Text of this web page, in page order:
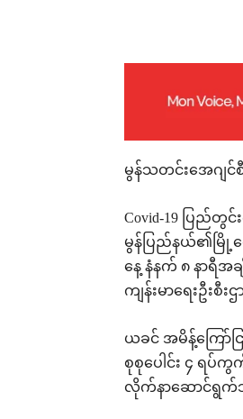
မွန်သတင်းအေဂျ
Covid-19 ပြည်တွ
မွန်ပြည်နယ်၏မြို့
နေ့ နံနက် ၈ နာရီ
ကျန်းမာရေးဦး
ယခင် အမိန့်ကြော်
စုစုပေါင်း ၄ ရပ်
လိုက်နာဆောင်ရွက်